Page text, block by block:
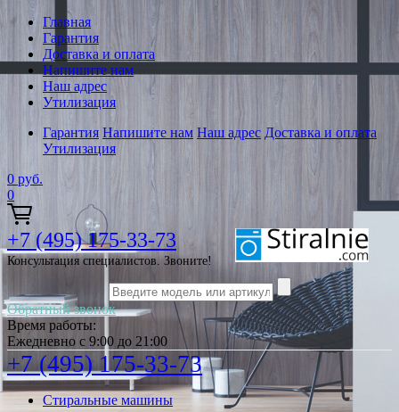
Главная
Гарантия
Доставка и оплата
Напишите нам
Наш адрес
Утилизация
Гарантия Напишите нам Наш адрес Доставка и оплата
Утилизация
0 руб.
0
+7 (495) 175-33-73
Консультация специалистов. Звоните!
Обратный звонок
Время работы:
Ежедневно с 9:00 до 21:00
+7 (495) 175-33-73
Стиральные машины